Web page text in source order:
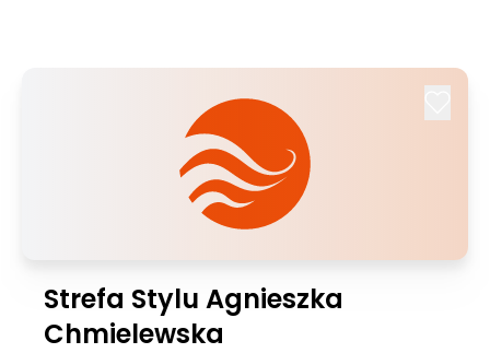
Strefa Stylu Agnieszka
Chmielewska